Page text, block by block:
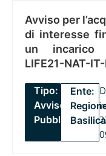
Avviso per
di interesse
un incarico
LIFE21-NAT-
Tipo:
Avviso
Pubblico
Ente: